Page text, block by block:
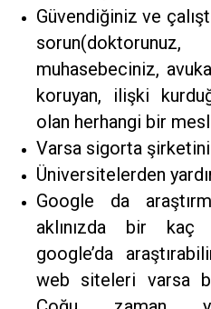
Güvendiğiniz ve
muhasebeciniz,
koruyan, ilişki
olan herhangi bir
Varsa sigorta
Üniversitelerden
Google da
aklınızda bir kaç
google’da
web siteleri varsa